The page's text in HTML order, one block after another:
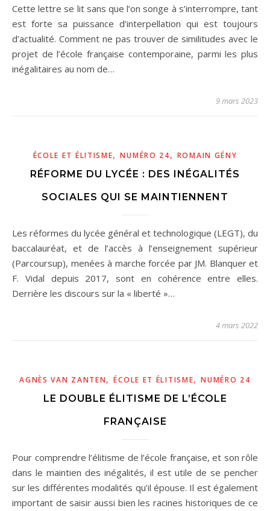
Cette lettre se lit sans que l’on songe à s’interrompre, tant
est forte sa puissance d’interpellation qui est toujours
d’actualité. Comment ne pas trouver de similitudes avec le
projet de l’école française contemporaine, parmi les plus
inégalitaires au nom de…
9 mars 2023
ÉCOLE ET ÉLITISME,NUMÉRO 24, ROMAIN GÉNY
RÉFORME DU LYCÉE : DES INÉGALITÉS
SOCIALES QUI SE MAINTIENNENT
Les réformes du lycée général et technologique (LEGT), du
baccalauréat, et de l’accès à l’enseignement supérieur
(Parcoursup), menées à marche forcée par JM. Blanquer et
F. Vidal depuis 2017, sont en cohérence entre elles.
Derrière les discours sur la « liberté »…
4 mars 2022
AGNÈS VAN ZANTEN,ÉCOLE ET ÉLITISME,NUMÉRO 24
LE DOUBLE ÉLITISME DE L’ÉCOLE
FRANÇAISE
Pour comprendre l’élitisme de l’école française, et son rôle
dans le maintien des inégalités, il est utile de se pencher
sur les différentes modalités qu’il épouse. Il est également
important de saisir aussi bien les racines historiques de ce